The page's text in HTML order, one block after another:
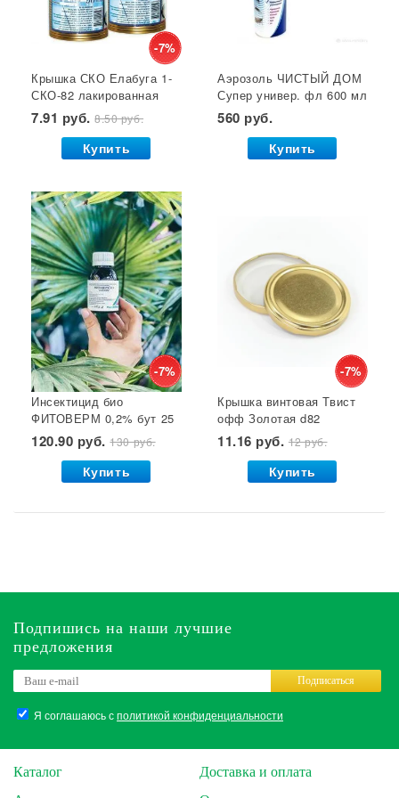
Кустодержатели Кокосовый субстрат
Отпугиватель крыс
Гет от тараканов Отрава от крыс Семена салата
-7%
Крышка СКО Елабуга 1-
СКО-82 лакированная
Звезда 1/50/600*
7.91 руб.8.50 руб.
Купить
Аэрозоль ЧИСТЫЙ ДОМ
Супер универ. фл 600 мл
(двойное распыление)
GB 1/24*
560 руб.
Купить
-7%
Инсектицид био
ФИТОВЕРМ 0,2% бут 25
мл ВХ 1/30
120.90 руб.130 руб.
Купить
-7%
Крышка винтовая Твист
офф Золотая d82
1/50/500 Елабуга*
11.16 руб. 12 руб.
Купить
Подпишись на наши лучшие
предложения
Я соглашаюсь сполитикой конфиденциальности
Подписаться
Каталог
Доставка и оплата